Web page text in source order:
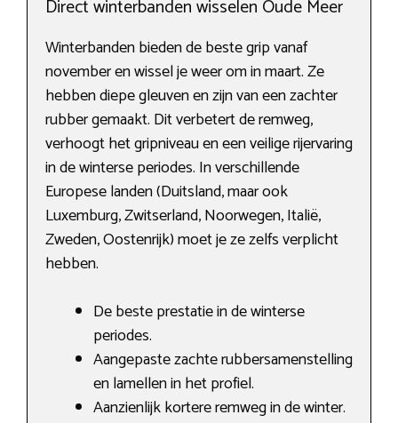
Direct winterbanden wisselen Oude Meer
Winterbanden bieden de beste grip vanaf
november en wissel je weer om in maart. Ze
hebben diepe gleuven en zijn van een zachter
rubber gemaakt. Dit verbetert de remweg,
verhoogt het gripniveau en een veilige rijervaring
in de winterse periodes. In verschillende
Europese landen (Duitsland, maar ook
Luxemburg, Zwitserland, Noorwegen, Italië,
Zweden, Oostenrijk) moet je ze zelfs verplicht
hebben.
De beste prestatie in de winterse
periodes.
Aangepaste zachte rubbersamenstelling
en lamellen in het profiel.
Aanzienlijk kortere remweg in de winter.